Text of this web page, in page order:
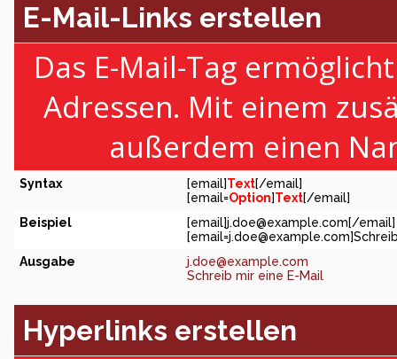
E-Mail-Links erstellen
Das E-Mail-Tag
Adressen. Mit einem
außerdem einen
Syntax [email]Text[/email]
[email=Option]Text[/email]
Beispiel
[email]j.doe@example.com[/email]
[email=j.doe@example.com
Ausgabe
j.doe@example.com
Schreib mir eine E-Mail
Hyperlinks erstellen